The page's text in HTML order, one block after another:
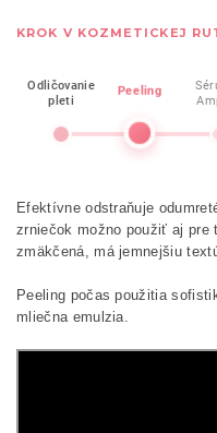
KROK V KOZMETICKEJ
Odličovanie
pleti
Peeling
Efektívne odstraňuje
zrniečok možno použiť aj
zmäkčená, má jemnejšiu
Peeling počas použitia
mliečna emulzia.